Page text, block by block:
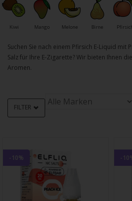
Kiwi Mango Melone Birne
Suchen Sie nach einem Pfirsich E-Liquid mit
Salz für Ihre E-Zigarette? Wir bieten Ihnen
Aromen.
FILTER
-10% -